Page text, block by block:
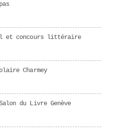
et concours littéraire
Charmey
du Livre Genève